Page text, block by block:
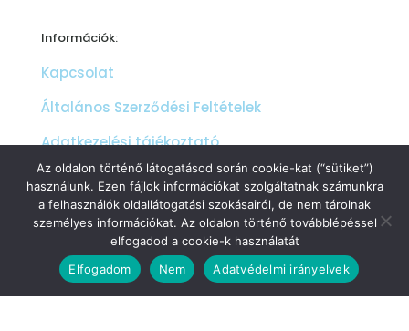
Információk:
Kapcsolat
Általános Szerződési Feltételek
Adatkezelési tájékoztató
Cookie szabályzat és beállítások
Mi az a Barion fizetési mód
Products
search 0
Az oldalon történő látogatásod során cookie-kat (“sütiket”)
használunk. Ezen fájlok információkat szolgáltatnak számunkra
a felhasználók oldallátogatási szokásairól, de nem tárolnak
személyes információkat. Az oldalon történő továbblépéssel
elfogadod a cookie-k használatát
Elfogadom
Nem Adatvédelmi irányelvek